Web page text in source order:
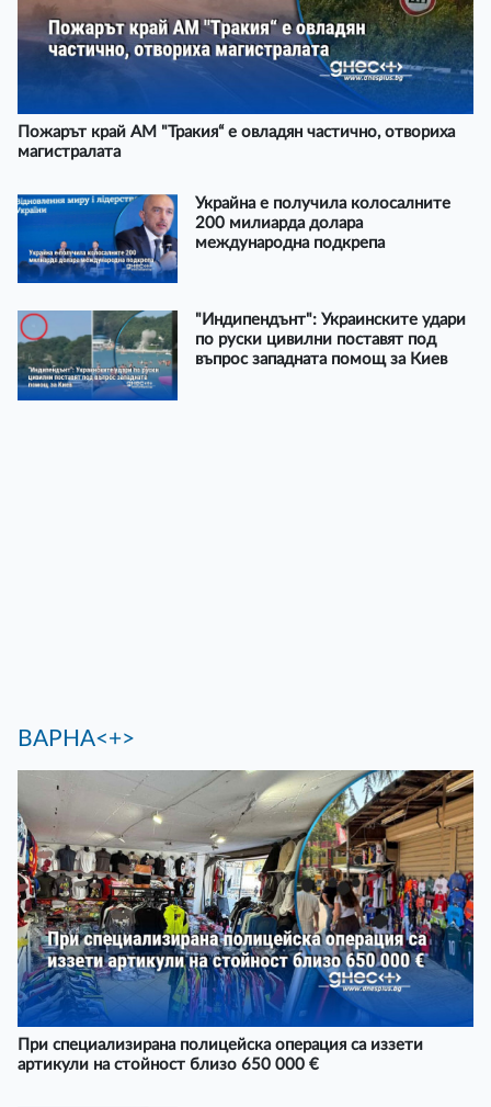
Пожарът край АМ "Тракия“ е овладян частично, отвориха
магистралата
Украйна е получила колосалните
200 милиарда долара
международна подкрепа
"Индипендънт": Украинските удари
по руски цивилни поставят под
въпрос западната помощ за Киев
ВАРНА<+>
При специализирана полицейска операция са иззети
артикули на стойност близо 650 000 €